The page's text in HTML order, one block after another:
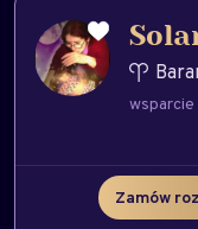
wsparcie
Zamów